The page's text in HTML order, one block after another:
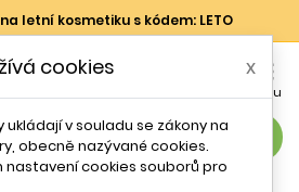
letní kosmetiku s kódem: LETO

Menu
search
cookies x
v souladu se zákony na
obecně nazývané cookies.
cookies souborů pro